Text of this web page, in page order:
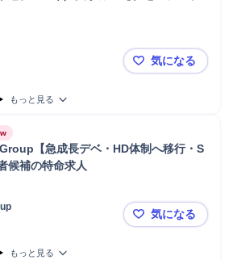
工場団地ス
気になる
もっと見る
【急成長デベ・HD体制へ移行・S
候補の特命求人
株式会社
気になる
もっと見る